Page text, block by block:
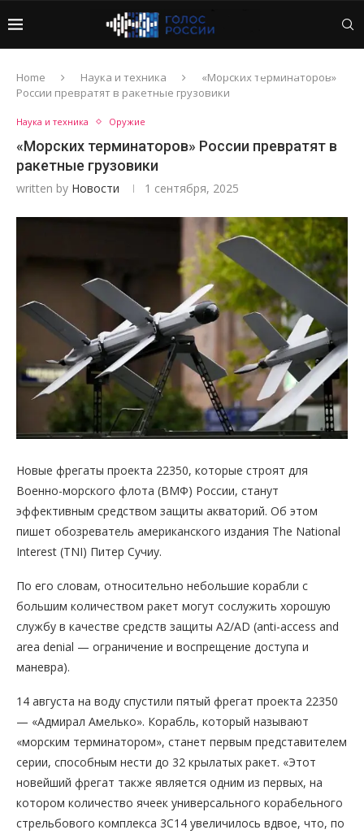
Home Наука и техника
«Морских терминаторов»
России превратят в ракетные грузовики
Наука и техника Оружие
«Морских терминаторов» России превратят в
ракетные грузовики
written by Новости 1 сентября, 2025
Новые фрегаты проекта 22350, которые строят для
Военно-морского флота (ВМФ) России, станут
эффективным средством защиты акваторий. Об этом
пишет обозреватель американского издания The National
Interest (TNI) Питер Сучиу.
По его словам, относительно небольшие корабли с
большим количеством ракет могут сослужить хорошую
службу в качестве средств защиты A2/AD (anti-access and
area denial — ограничение и воспрещение доступа и
маневра).
14 августа на воду спустили пятый фрегат проекта 22350
— «Адмирал Амелько». Корабль, который называют
«морским терминатором», станет первым представителем
серии, способным нести до 32 крылатых ракет. «Этот
новейший фрегат также является одним из первых, на
котором количество ячеек универсального корабельного
стрельбового комплекса 3С14 увеличилось вдвое, что, по